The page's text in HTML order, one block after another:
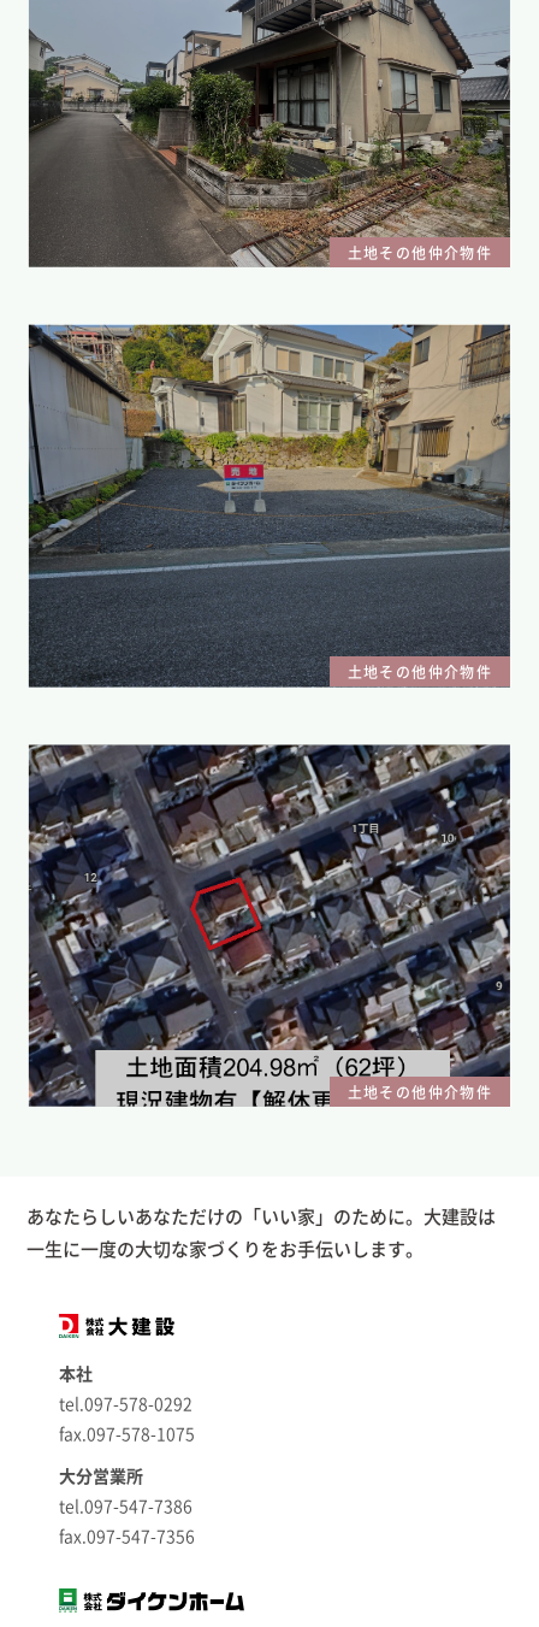
土地その他仲介物件
土地その他仲介物件
土地その他仲介物件
あなたらしいあなただけの「いい家」のために。大建設は
一生に一度の大切な家づくりをお手伝いします。
本社
tel.097-578-0292
fax.097-578-1075
大分営業所
tel.097-547-7386
fax.097-547-7356